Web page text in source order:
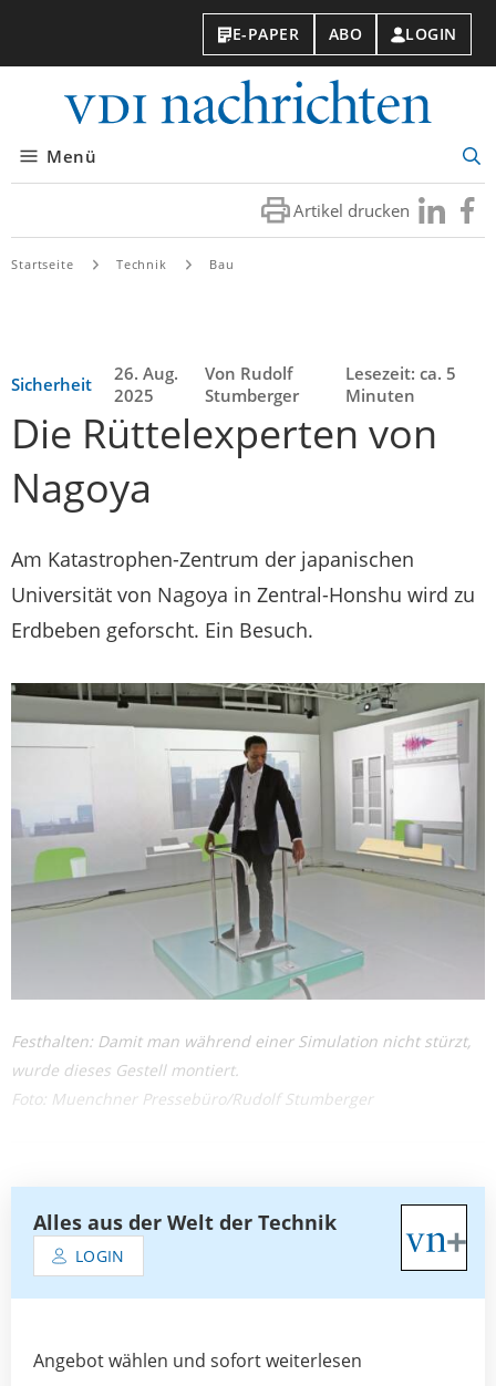
E-PAPER ABO LOGIN
Menü
Artikel drucken Besuchen
Sie
Sie
Startseite Technik Bau
Sicherheit
26. Aug.
2025
Von Rudolf
Stumberger
Lesezeit: ca. 5
Minuten
Die Rüttelexperten von
Nagoya
Am Katastrophen-Zentrum der japanischen
Universität von Nagoya in Zentral-Honshu wird zu
Erdbeben geforscht. Ein Besuch.
Festhalten: Damit man während einer Simulation nicht stürzt,
wurde dieses Gestell montiert.
Foto: Muenchner Pressebüro/Rudolf Stumberger
Alles aus der Welt der Technik
LOGIN
Angebot wählen und sofort weiterlesen